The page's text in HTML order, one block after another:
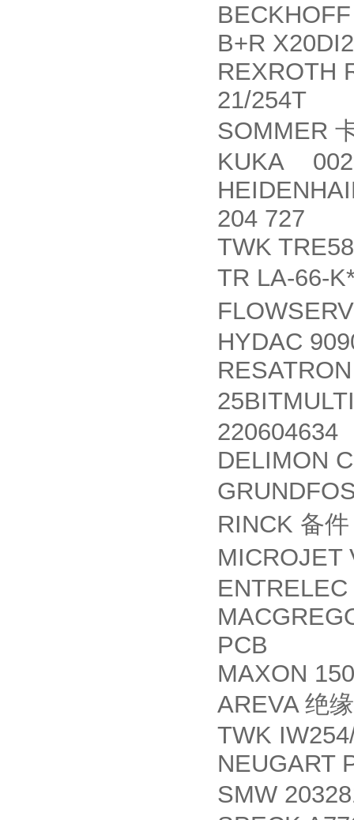
B+R
REXROTH
21/254T
SOMMER
KUKA
204 727
TWK
TR LA-66-
HYDAC
220604634
DELIMON
RINCK 备件
MICROJET
PCB
MAXON
AREVA 绝
TWK
NEUGART
SMW